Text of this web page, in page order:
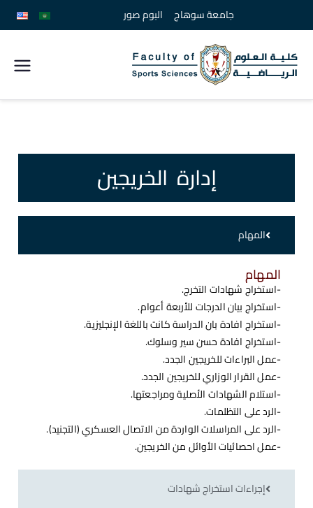
جامعة سوهاج البوم صور
الرياضة
جامعة
سوهاج
إدارة الخريجين
المهام
إجراءات استخراج شهادات
المهام
-استخراج شهادات التخرج.
-استخراج بيان الدرجات للأربعة أعوام.
-استخراج افادة بان الدراسة كانت باللغة الإنجليزية.
-استخراج افادة حسن سير وسلوك.
-عمل البراءات للخريجين الجدد.
-عمل القرار الوزاري للخريجين الجدد.
-استلام الشهادات الأصلية ومراجعتها.
-الرد على التظلمات.
-الرد على المراسلات الواردة من الاتصال العسكري (التجنيد).
-عمل احصائيات الأوائل من الخريجين.